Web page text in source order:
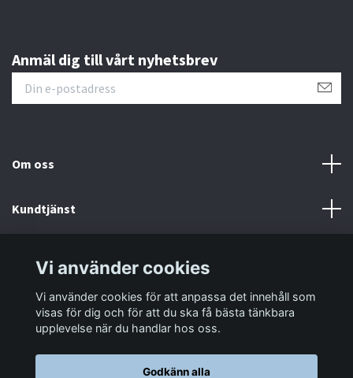
Anmäl dig till vårt nyhetsbrev
Om oss
Kundtjänst
Sociala medier
Vi använder cookies
Vi använder cookies för att anpassa det innehåll som
visas för dig och för att du ska få bästa tänkbara
upplevelse när du handlar hos oss.
Godkänn alla